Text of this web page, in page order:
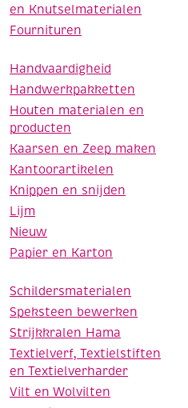
en Knutselmaterialen
Fournituren
Handvaardigheid
Handwerkpakketten
Houten materialen en
producten
Kaarsen en Zeep maken
Kantoorartikelen
Knippen en snijden
Lijm
Nieuw
Papier en Karton
Schildersmaterialen
Speksteen bewerken
Strijkkralen Hama
Textielverf, Textielstiften
en Textielverharder
Vilt en Wolvilten